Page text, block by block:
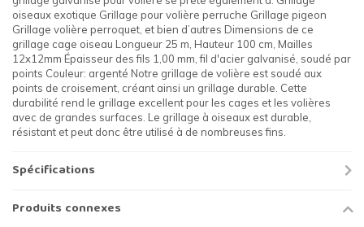
oiseaux exotique Grillage pour volière perruche Grillage pigeon
Grillage volière perroquet, et bien d’autres Dimensions de ce
grillage cage oiseau Longueur 25 m, Hauteur 100 cm, Mailles
12x12mm Épaisseur des fils 1,00 mm, fil d'acier galvanisé, soudé par
points Couleur: argenté Notre grillage de volière est soudé aux
points de croisement, créant ainsi un grillage durable. Cette
durabilité rend le grillage excellent pour les cages et les volières
avec de grandes surfaces. Le grillage à oiseaux est durable,
résistant et peut donc être utilisé à de nombreuses fins.
Spécifications
Produits connexes